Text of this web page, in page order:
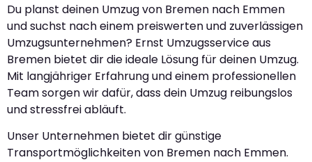
Du planst deinen Umzug von Bremen nach Emmen
und suchst nach einem preiswerten und zuverlässigen
Umzugsunternehmen? Ernst Umzugsservice aus
Bremen bietet dir die ideale Lösung für deinen Umzug.
Mit langjähriger Erfahrung und einem professionellen
Team sorgen wir dafür, dass dein Umzug reibungslos
und stressfrei abläuft.
Unser Unternehmen bietet dir günstige
Transportmöglichkeiten von Bremen nach Emmen.